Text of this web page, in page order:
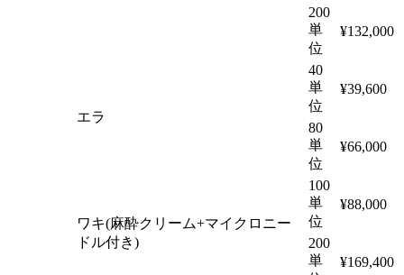
200
単
位
¥132,000
エラ
40
単
位
¥39,600
80
単
位
¥66,000
ワキ(麻酔クリーム+マイクロニー
ドル付き)
100
単
位
¥88,000
200
単
¥169,400